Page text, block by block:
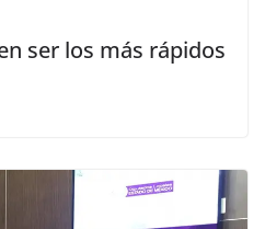
ser los más rápidos